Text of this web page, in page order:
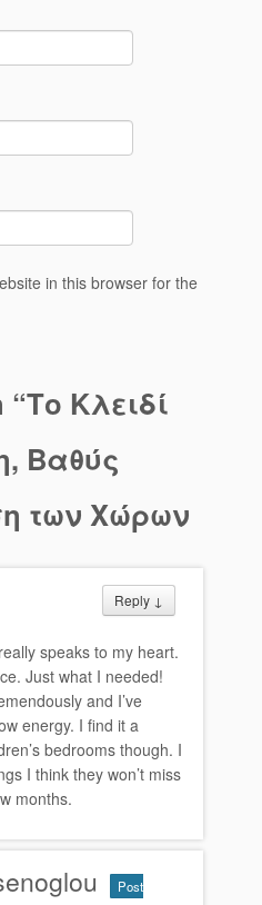
in this browser for the
Το Κλειδί
Βαθύς
των Χώρων
Reply ↓
speaks to my heart.
Just what I needed!
and I’ve
energy. I find it a
bedrooms though. I
I think they won’t miss
months.
Post